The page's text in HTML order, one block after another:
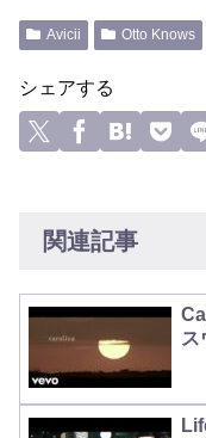
Avicii Otto Knows
シェアする
関連記事
ス